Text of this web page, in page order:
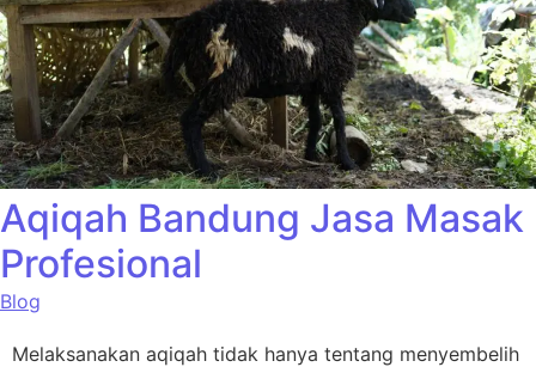
Aqiqah Bandung Jasa Masak
Profesional
Blog
Melaksanakan aqiqah tidak hanya tentang menyembelih